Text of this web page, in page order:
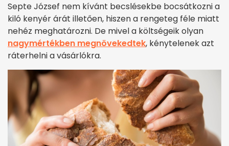
Septe József nem kívánt becslésekbe bocsátkozni a
kiló kenyér árát illetően, hiszen a rengeteg féle miatt
nehéz meghatározni. De mivel a költségeik olyan
nagymértékben megnövekedtek, kénytelenek azt
ráterhelni a vásárlókra.